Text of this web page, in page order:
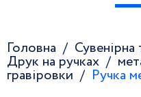
Головна
Друк на ручках
гравіровки
Ручка